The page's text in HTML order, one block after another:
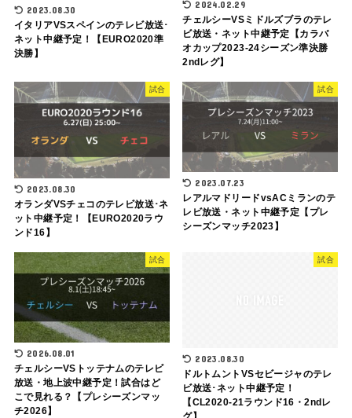
2023.08.30
イタリアVSスペインのテレビ放送･
ネット中継予定！【EURO2020準
決勝】
2024.02.29
チェルシーVSミドルズブラのテレ
ビ放送・ネット中継予定【カラバ
オカップ2023-24シーズン準決勝
2ndレグ】
試合
2023.08.30
オランダVSチェコのテレビ放送･ネ
ット中継予定！【EURO2020ラウ
ンド16】
試合
2023.07.23
レアルマドリードvsACミランのテ
レビ放送・ネット中継予定【プレ
シーズンマッチ2023】
試合
2026.08.01
チェルシーVSトッテナムのテレビ
放送・地上波中継予定！試合はど
こで見れる？【プレシーズンマッ
チ2026】
試合
2023.08.30
ドルトムントVSセビージャのテレ
ビ放送･ネット中継予定！
【CL2020-21ラウンド16・2ndレ